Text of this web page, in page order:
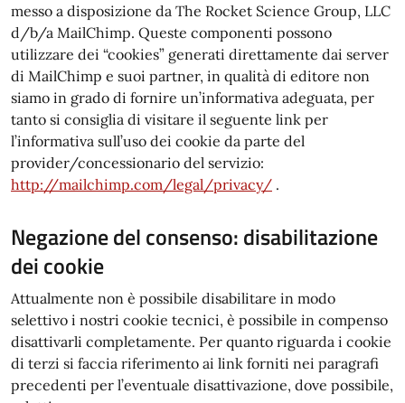
messo a disposizione da The Rocket Science Group, LLC
d/b/a MailChimp. Queste componenti possono
utilizzare dei “cookies” generati direttamente dai server
di MailChimp e suoi partner, in qualità di editore non
siamo in grado di fornire un’informativa adeguata, per
tanto si consiglia di visitare il seguente link per
l’informativa sull’uso dei cookie da parte del
provider/concessionario del servizio:
http://mailchimp.com/legal/privacy/​ .
Negazione del consenso: disabilitazione
dei cookie
Attualmente non è possibile disabilitare in modo
selettivo i nostri cookie tecnici, è possibile in compenso
disattivarli completamente. Per quanto riguarda i cookie
di terzi si faccia riferimento ai link forniti nei paragrafi
precedenti per l’eventuale disattivazione, dove possibile,